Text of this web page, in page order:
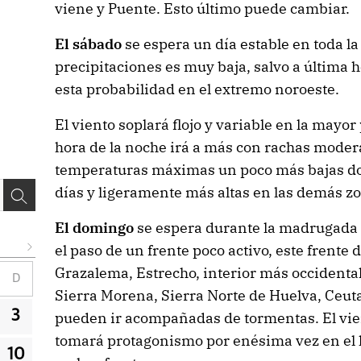
viene y Puente. Esto último puede cambiar.
El sábadose espera un día estable en toda
precipitaciones es muy baja, salvo a última
esta probabilidad en el extremo noroeste.
El viento soplará flojo y variable en la
hora de la noche irá a más con rachas
temperaturas máximas un poco más bajas
días y ligeramente más altas en las demás
El domingose espera durante la
el paso de un frente poco activo, este frente
Grazalema, Estrecho, interior más
Sierra Morena, Sierra Norte de Huelva,
pueden ir acompañadas de tormentas. El
tomará protagonismo por enésima vez en
D
3
10